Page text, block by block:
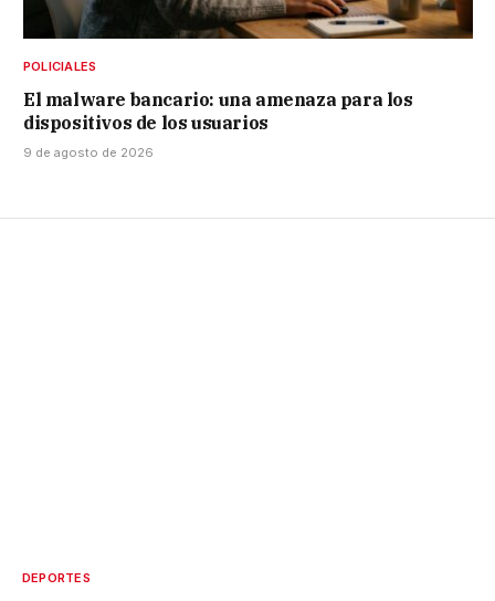
POLICIALES
El malware bancario: una amenaza para los
dispositivos de los usuarios
9 de agosto de 2026
DEPORTES